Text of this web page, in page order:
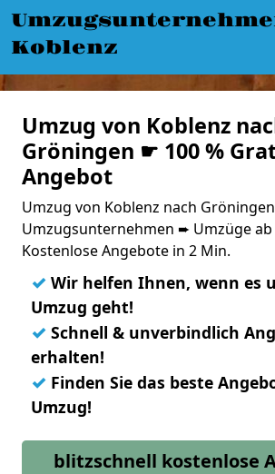
Koblenz
Umzug von Koblenz
Gröningen ☛ 100 %
Angebot
Umzug von Koblenz nach
Umzugsunternehmen ➨ Umzüge ab
Kostenlose Angebote in 2 Min.
✓ Wir helfen Ihnen, wenn es
Umzug geht!
✓ Schnell & unverbindlich
erhalten!
✓ Finden Sie das beste
Umzug!
blitzschnell kostenlose